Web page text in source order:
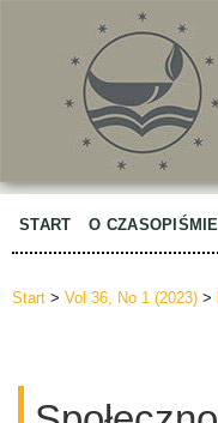
START O CZASOPIŚMIE
Start > Vol 36, No 1 (2023) >